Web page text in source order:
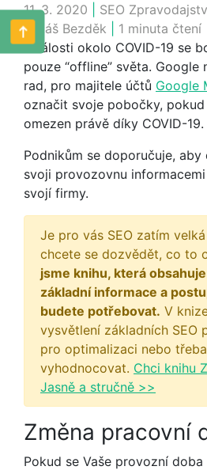
11. 3. 2020 SEO
Lukáš Bezděk
1 minuta čtení
Události okolo COVID-19 se
pouze “offline” světa. Google
rad, pro majitele účtů Google
označit svoje pobočky,
omezen právě díky COVID-19.
Podnikům se doporučuje,
svoji provozovnu
svojí firmy.
Je pro vás SEO zatím
chcete se dozvědět, co to
jsme knihu, která
základní informace a
budete potřebovat. V
vysvětlení základních SEO
pro optimalizaci nebo
vyhodnocovat. Chci knihu
Jasně a stručně >>
Změna pracovní
Pokud se Vaše provozní